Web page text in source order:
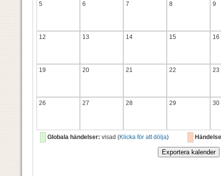
5 6 7 8 9
12 13 14 15 16
19 20 21 22 23
26 27 28 29 30
Globala händelser: visad (Klicka för att dölja)